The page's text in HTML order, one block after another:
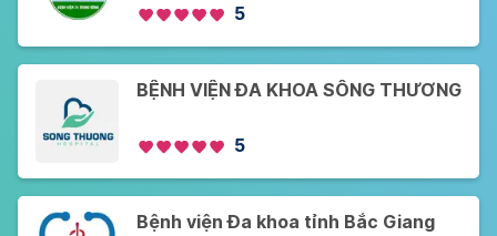
5
BỆNH VIỆN ĐA KHOA SÔNG THƯƠNG
5
Bệnh viện Đa khoa tỉnh Bắc Giang